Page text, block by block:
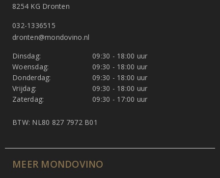
8254 KG Dronten
032-1336515
dronten@mondovino.nl
Dinsdag:
09:30 - 18:00 uur
Woensdag:
09:30 - 18:00 uur
Donderdag:
09:30 - 18:00 uur
Vrijdag:
09:30 - 18:00 uur
Zaterdag:
09:30 - 17:00 uur
BTW: NL80 827 7972 B01
MEER MONDOVINO